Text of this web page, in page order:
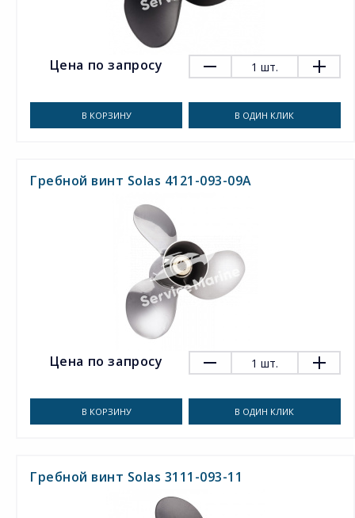
Цена по запросу 1 шт.
В КОРЗИНУ В ОДИН КЛИК
Гребной винт Solas 4121-093-09A
Цена по запросу 1 шт.
В КОРЗИНУ В ОДИН КЛИК
Гребной винт Solas 3111-093-11